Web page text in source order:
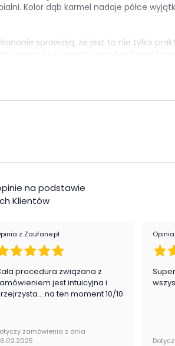
Kolor dąb karmel nadaje półce
sprawiają, że jest to nie tylko
o detale, półka Fonti
sypialni harmonijną przestrzeń, która
oferty kolekcji Fonti
w paczkach wraz z instrukcją obsługi
na podstawie
Klientów
z Zaufane.pl
procedura związana z
jest intuicyjna i
na ten moment 10/10
zamówienia z dnia